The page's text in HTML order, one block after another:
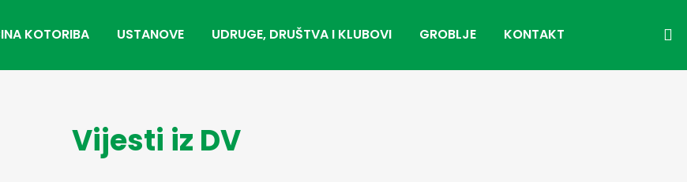
KOTORIBA USTANOVE UDRUGE, DRUŠTVA I KLUBOVI GROBLJE KONTAKT
Vijesti iz DV